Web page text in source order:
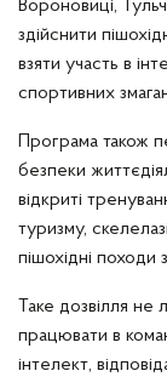
Вороновиці,
здійснити
взяти участь в
спортивних
Програма також
безпеки
відкриті
туризму,
пішохідні
Таке дозвілля не
працювати в
інтелект,